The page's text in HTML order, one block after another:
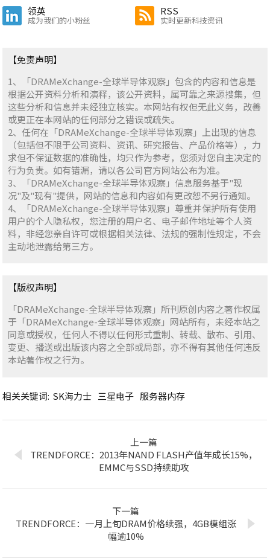
领英
成为我们的小粉丝
RSS
实时更新科技资讯
【免责声明】
1、「DRAMeXchange-全球半导体观察」包含的内容和信息是
根据公开资料分析和演释，该公开资料，属可靠之来源搜集，但
这些分析和信息并未经独立核实。本网站有权但无此义务，改善
或更正在本网站的任何部分之错误或疏失。
2、任何在「DRAMeXchange-全球半导体观察」上出现的信息
（包括但不限于公司资料、资讯、研究报告、产品价格等），力
求但不保证数据的准确性，均只作为参考，您须对您自主决定的
行为负责。如有错漏，请以各公司官方网站公布为准。
3、「DRAMeXchange-全球半导体观察」信息服务基于"现
况"及"现有"提供，网站的信息和内容如有更改恕不另行通知。
4、「DRAMeXchange-全球半导体观察」尊重并保护所有使用
用户的个人隐私权，您注册的用户名、电子邮件地址等个人资
料，非经您亲自许可或根据相关法律、法规的强制性规定，不会
主动地泄露给第三方。
【版权声明】
「DRAMeXchange-全球半导体观察」所刊原创内容之著作权属
于「DRAMeXchange-全球半导体观察」网站所有，未经本站之
同意或授权，任何人不得以任何形式重制、转载、散布、引用、
变更、播送或出版该内容之全部或局部，亦不得有其他任何违反
本站著作权之行为。
相关关键词: SK海力士 三星电子 服务器内存
上一篇
TRENDFORCE：2013年NAND FLASH产值年成长15%，
EMMC与SSD持续助攻
下一篇
TRENDFORCE：一月上旬DRAM价格续强，4GB模组涨
幅逾10%